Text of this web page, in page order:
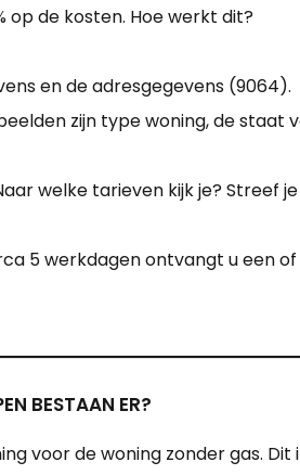
op de kosten. Hoe werkt dit?
en de adresgegevens (9064).
zijn type woning, de staat
welke tarieven kijk je? Streef
5 werkdagen ontvangt u een
BESTAAN ER?
voor de woning zonder gas. Dit